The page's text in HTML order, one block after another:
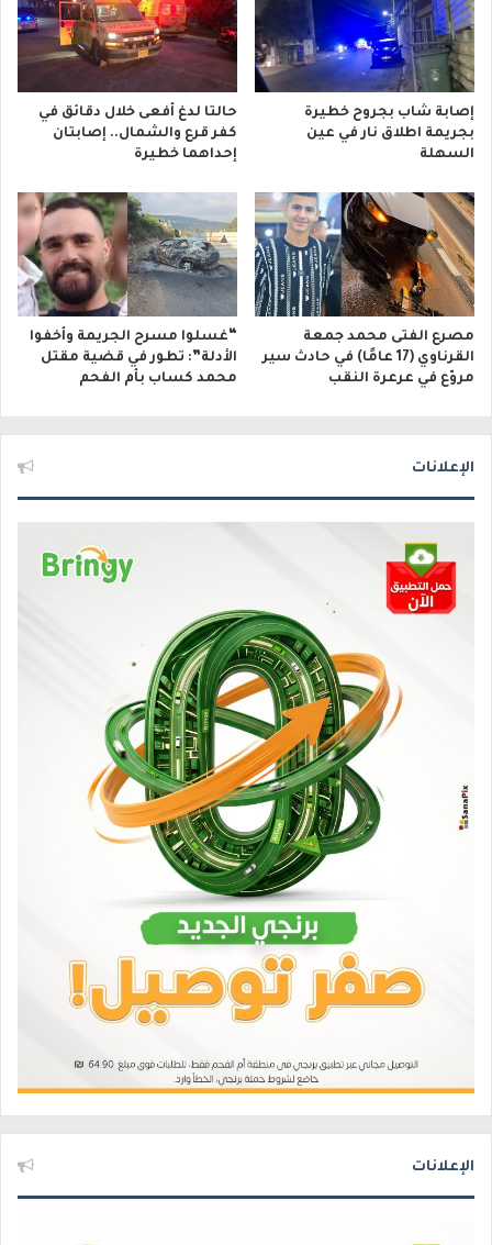
إصابة شاب بجروح خطيرة
بجريمة اطلاق نار في عين
السهلة
حالتا لدغ أفعى خلال دقائق في
كفر قرع والشمال.. إصابتان
إحداهما خطيرة
مصرع الفتى محمد جمعة
القرناوي (17 عامًا) في حادث سير
مروّع في عرعرة النقب
“غسلوا مسرح الجريمة وأخفوا
الأدلة”: تطور في قضية مقتل
محمد كساب بأم الفحم
الإعلانات
الإعلانات